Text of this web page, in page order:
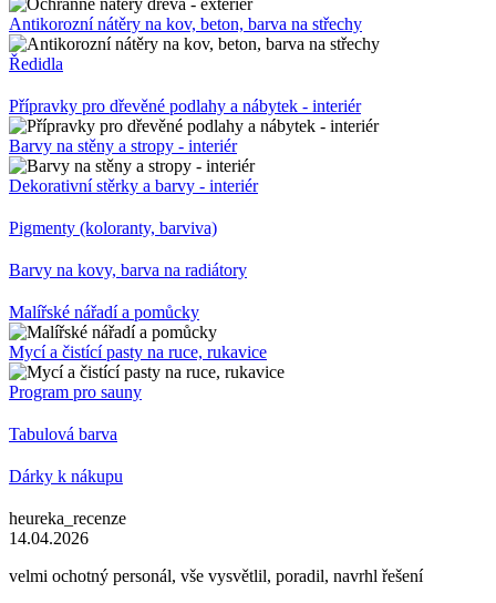
Antikorozní nátěry na kov, beton, barva na střechy
Ředidla
Přípravky pro dřevěné podlahy a nábytek - interiér
Barvy na stěny a stropy - interiér
Dekorativní stěrky a barvy - interiér
Pigmenty (koloranty, barviva)
Barvy na kovy, barva na radiátory
Malířské nářadí a pomůcky
Mycí a čistící pasty na ruce, rukavice
Program pro sauny
Tabulová barva
Dárky k nákupu
heureka_recenze
14.04.2026
velmi ochotný personál, vše vysvětlil, poradil, navrhl řešení